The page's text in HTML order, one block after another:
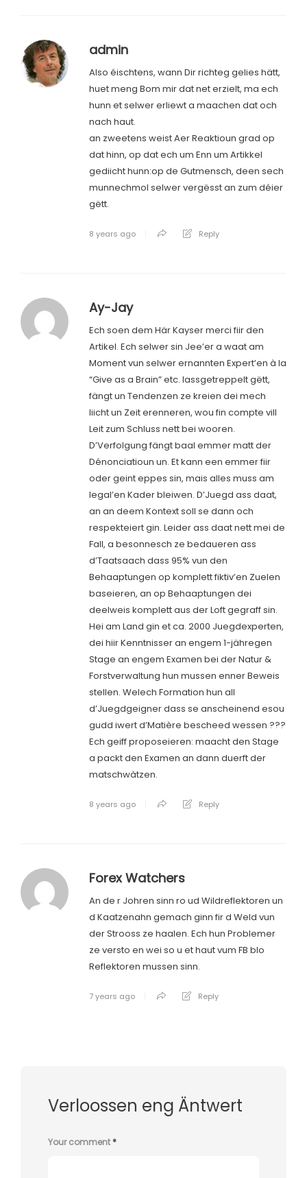
admin
Also éischtens, wann Dir richteg gelies hätt,
huet meng Bom mir dat net erzielt, ma ech
hunn et selwer erliewt a maachen dat och
nach haut.
an zweetens weist Aer Reaktioun grad op
dat hinn, op dat ech um Enn um Artikkel
gediicht hunn:op de Gutmensch, deen sech
munnechmol selwer vergësst an zum déier
gëtt.
8 years ago Reply
Ay-Jay
Ech soen dem Här Kayser merci fiir den
Artikel. Ech selwer sin Jee’er a waat am
Moment vun selwer ernannten Expert’en à la
“Give as a Brain” etc. lassgetreppelt gëtt,
fängt un Tendenzen ze kreien dei mech
liicht un Zeit erenneren, wou fin compte vill
Leit zum Schluss nett bei wooren.
D’Verfolgung fängt baal emmer matt der
Dénonciatioun un. Et kann een emmer fiir
oder geint eppes sin, mais alles muss am
legal’en Kader bleiwen. D’Juegd ass daat,
an an deem Kontext soll se dann och
respekteiert gin. Leider ass daat nett mei de
Fall, a besonnesch ze bedaueren ass
d’Taatsaach dass 95% vun den
Behaaptungen op komplett fiktiv’en Zuelen
baseieren, an op Behaaptungen dei
deelweis komplett aus der Loft gegraff sin.
Hei am Land gin et ca. 2000 Juegdexperten,
dei hiir Kenntnisser an engem 1-jähregen
Stage an engem Examen bei der Natur &
Forstverwaltung hun mussen enner Beweis
stellen. Welech Formation hun all
d’Juegdgeigner dass se anscheinend esou
gudd iwert d’Matière bescheed wessen ???
Ech geiff proposeieren: maacht den Stage
a packt den Examen an dann duerft der
matschwàtzen.
8 years ago Reply
Forex Watchers
An de r Johren sinn ro ud Wildreflektoren un
d Kaatzenahn gemach ginn fir d Weld vun
der Strooss ze haalen. Ech hun Problemer
ze versto en wei so u et haut vum FB blo
Reflektoren mussen sinn.
7 years ago Reply
Verloossen eng Äntwert
Your comment*